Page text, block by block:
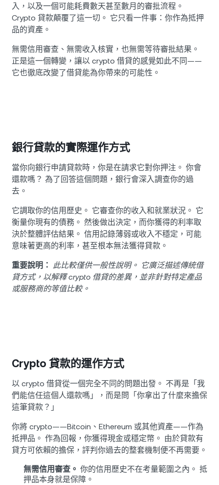
私人客戶
會員計劃
Polkadot DOT
XRP
Solana SOL 1.60%
入，以及一個可能耗費數天甚至數月的審批流程。
Crypto 貸款顛覆了這一切。 它只看一件事：你作為抵押
品的資產。
無需信用審查、無需收入核實，也無需等待審批結果。
正是這一個轉變，讓以 crypto 借貸的感覺如此不同——
它也徹底改變了借貸能為你帶來的可能性。
銀行貸款的實際運作方式
當你向銀行申請貸款時，你是在請求它對你押注。 你會
還款嗎？ 為了回答這個問題，銀行會深入調查你的過
去。
它調取你的信用歷史。 它審查你的收入和就業狀況。 它
衡量你現有的債務。 然後做出決定，而你獲得的利率取
決於整體評估結果。 信用記錄薄弱或收入不穩定，可能
意味著更高的利率，甚至根本無法獲得貸款。
重要說明： 此比較僅供一般性說明。 它廣泛描述傳統借
貸方式，以解釋 crypto 借貸的差異，並非針對特定產品
或服務商的等值比較。
Crypto 貸款的運作方式
以 crypto 借貸從一個完全不同的問題出發。 不再是「我
們能信任這個人還款嗎」，而是問「你拿出了什麼來擔保
這筆貸款？」
你將 crypto——Bitcoin、Ethereum 或其他資產——作為
抵押品。 作為回報，你獲得現金或穩定幣。 由於貸款有
貸方可依賴的擔保，評判你過去的整套機制便不再需要。
無需信用審查。 你的信用歷史不在考量範圍之內。 抵
押品本身就是保障。